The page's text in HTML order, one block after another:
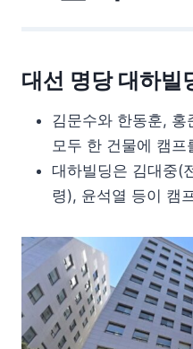
대선 명당 대하빌
김문수와 한동훈,
모두 한 건물에 캠프
대하빌딩은 김대중(
령), 윤석열 등이 캠